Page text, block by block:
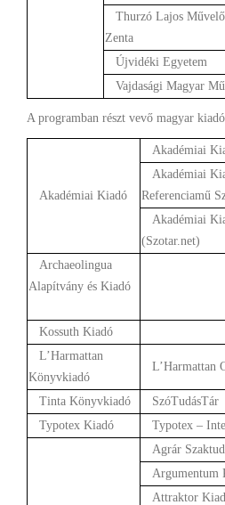
Thurzó Lajos
Zenta
Újvidéki Egyetem
Vajdasági Magyar
A programban részt vevő magyar
Akadémiai Kiadó
Akadémiai
Akadémiai
Referenciamű
Akadémiai
(Szotar.net)
Archaeolingua
Alapítvány és Kiadó
Kossuth Kiadó
L’Harmattan
Könyvkiadó
L’Harmattan
Tinta Könyvkiadó
SzóTudásTár
Typotex Kiadó
Typotex –
Agrár
Argumentum
Attraktor